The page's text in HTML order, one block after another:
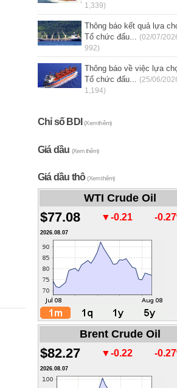
1,339)
Thông báo kết quả lựa
Tổ chức đấu... (02/07/2026
992)
Thông báo về việc lựa
Tổ chức đấu... (25/06/2026
1,194)
Chỉ số BDI(Xem thêm)
Giá dầu (Xem thêm)
Giá dầu thô(Xem thêm)
WTI Crude Oil
$77.08 ▼-0.21 -
2026.08.07
Brent Crude Oil
$82.27 ▼-0.22 -
2026.08.07